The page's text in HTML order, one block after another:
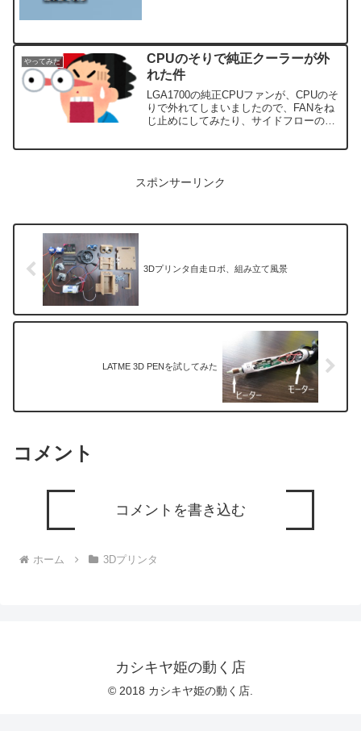
やってみた
CPUのそりで純正クーラーが外
れた件
LGA1700の純正CPUファンが、CPUのそ
りで外れてしまいましたので、FANをね
じ止めにしてみたり、サイドフローの空
スポンサーリンク
3Dプリンタ自走ロボ、組み立て風景
LATME 3D PENを試してみた
コメント
コメントを書き込む
ホーム 3Dプリンタ
カシキヤ姫の動く店
© 2018 カシキヤ姫の動く店.